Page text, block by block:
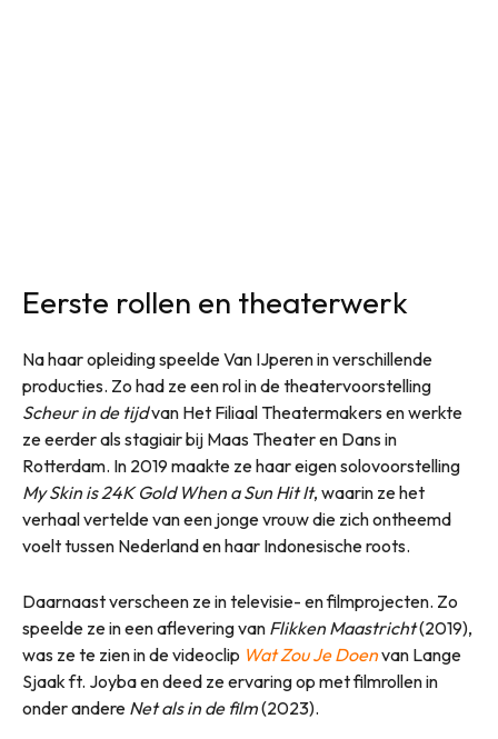
Eerste rollen en theaterwerk
Na haar opleiding speelde Van IJperen in verschillende
producties. Zo had ze een rol in de theatervoorstelling
Scheur in de tijdvan Het Filiaal Theatermakers en werkte
ze eerder als stagiair bij Maas Theater en Dans in
Rotterdam. In 2019 maakte ze haar eigen solovoorstelling
My Skin is 24K Gold When a Sun Hit It, waarin ze het
verhaal vertelde van een jonge vrouw die zich ontheemd
voelt tussen Nederland en haar Indonesische roots.
Daarnaast verscheen ze in televisie- en filmprojecten. Zo
speelde ze in een aflevering van Flikken Maastricht(2019),
was ze te zien in de videoclip Wat Zou Je Doenvan Lange
Sjaak ft. Joyba en deed ze ervaring op met filmrollen in
onder andere Net als in de film(2023).